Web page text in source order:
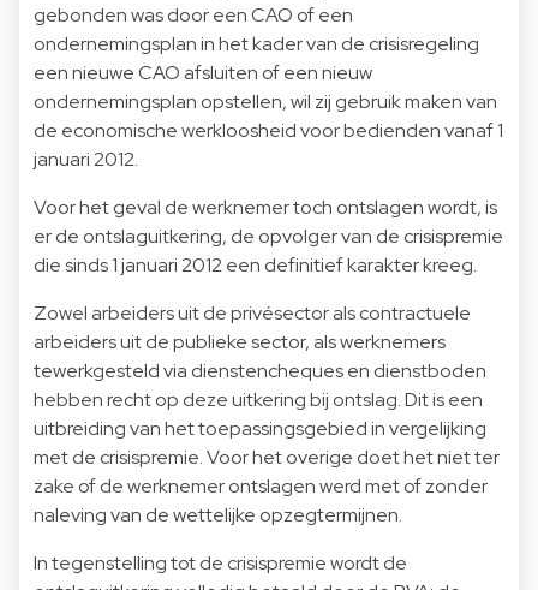
gebonden was door een CAO of een
ondernemingsplan in het kader van de crisisregeling
een nieuwe CAO afsluiten of een nieuw
ondernemingsplan opstellen, wil zij gebruik maken van
de economische werkloosheid voor bedienden vanaf 1
januari 2012.
Voor het geval de werknemer toch ontslagen wordt, is
er de ontslaguitkering, de opvolger van de crisispremie
die sinds 1 januari 2012 een definitief karakter kreeg.
Zowel arbeiders uit de privésector als contractuele
arbeiders uit de publieke sector, als werknemers
tewerkgesteld via dienstencheques en dienstboden
hebben recht op deze uitkering bij ontslag. Dit is een
uitbreiding van het toepassingsgebied in vergelijking
met de crisispremie. Voor het overige doet het niet ter
zake of de werknemer ontslagen werd met of zonder
naleving van de wettelijke opzegtermijnen.
In tegenstelling tot de crisispremie wordt de